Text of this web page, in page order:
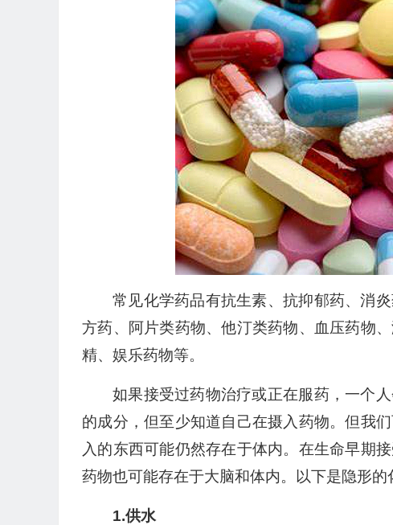
常见化学药品有抗生素、抗抑郁药、消
方药、阿片类药物、他汀类药物、血压药物
精、娱乐药物等。
如果接受过药物治疗或正在服药，一个
的成分，但至少知道自己在摄入药物。但我
入的东西可能仍然存在于体内。在生命早期
药物也可能存在于大脑和体内。以下是隐形的
1.供水